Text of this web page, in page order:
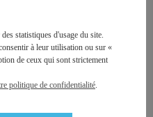
statistiques d'usage du site.
à leur utilisation ou sur «
de ceux qui sont strictement
politique de confidentialité.